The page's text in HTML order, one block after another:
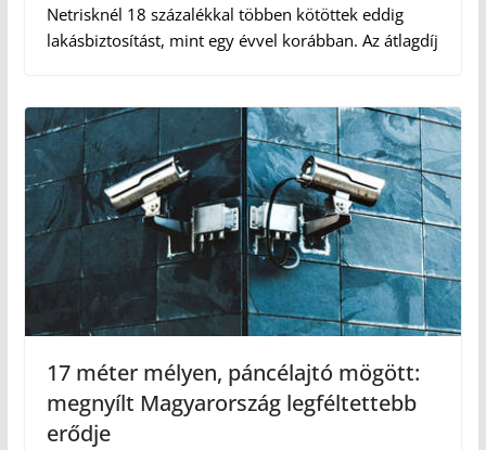
Netrisknél 18 százalékkal többen kötöttek eddig
lakásbiztosítást, mint egy évvel korábban. Az átlagdíj
17 méter mélyen, páncélajtó mögött:
megnyílt Magyarország legféltettebb
erődje